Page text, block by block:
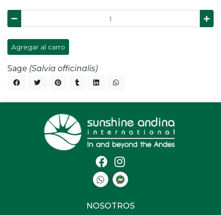
Agregar al carro
Sage (Salvia officinalis)
NOSOTROS